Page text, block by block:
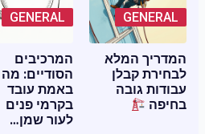
GENERAL
המדריך המלא
לבחירת קבלן
עבודות גובה
בחיפה
GENERAL
המרכיבים
הסודיים: מה
באמת עובד
בקרמי פנים
לעור שמן…